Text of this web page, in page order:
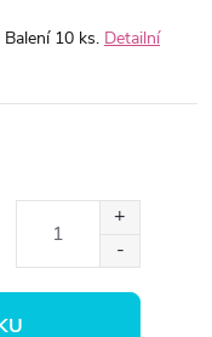
10 ks. Detailní